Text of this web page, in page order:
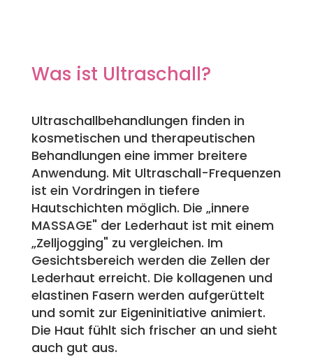
Was ist Ultraschall?
Ultraschallbehandlungen finden in
kosmetischen und therapeutischen
Behandlungen eine immer breitere
Anwendung. Mit Ultraschall-Frequenzen
ist ein Vordringen in tiefere
Hautschichten möglich. Die „innere
MASSAGE" der Lederhaut ist mit einem
„Zelljogging" zu vergleichen. Im
Gesichtsbereich werden die Zellen der
Lederhaut erreicht. Die kollagenen und
elastinen Fasern werden aufgerüttelt
und somit zur Eigeninitiative animiert.
Die Haut fühlt sich frischer an und sieht
auch gut aus.